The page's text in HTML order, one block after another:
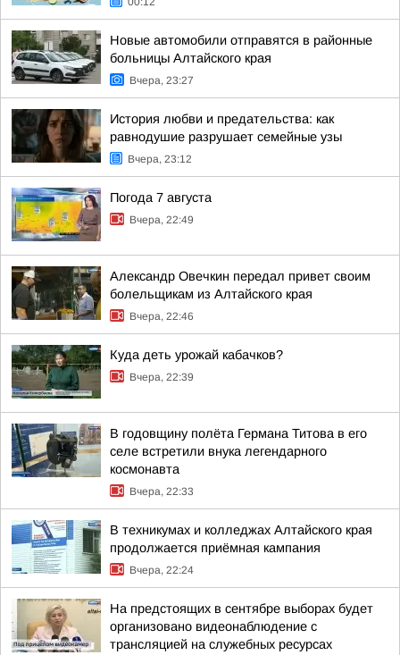
Новые автомобили отправятся в районные
больницы Алтайского края
Вчера, 23:27
История любви и предательства: как
равнодушие разрушает семейные узы
Вчера, 23:12
Погода 7 августа
Вчера, 22:49
Александр Овечкин передал привет своим
болельщикам из Алтайского края
Вчера, 22:46
Куда деть урожай кабачков?
Вчера, 22:39
В годовщину полёта Германа Титова в его
селе встретили внука легендарного
космонавта
Вчера, 22:33
В техникумах и колледжах Алтайского края
продолжается приёмная кампания
Вчера, 22:24
На предстоящих в сентябре выборах будет
организовано видеонаблюдение с
трансляцией на служебных ресурсах